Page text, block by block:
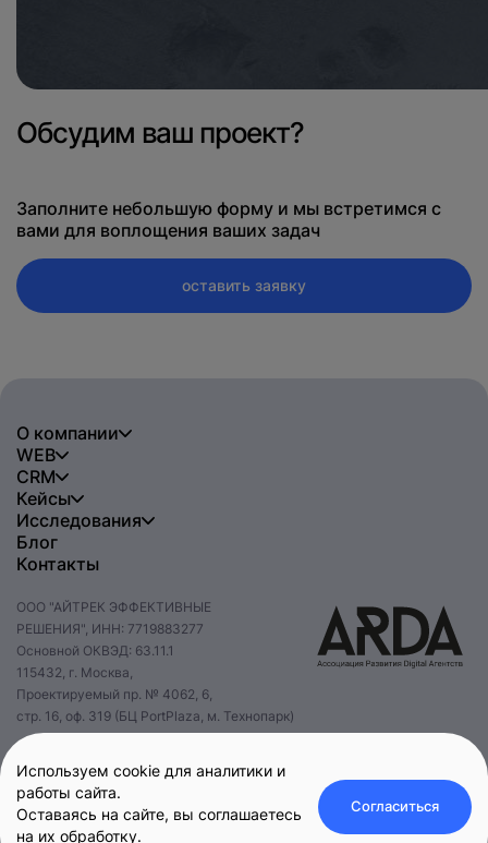
Обсудим ваш проект?
Заполните небольшую форму и мы встретимся с
вами для воплощения ваших задач
оставить заявку
О компании
WEB
CRM
Кейсы
Исследования
Блог
Контакты
ООО "АЙТРЕК ЭФФЕКТИВНЫЕ
РЕШЕНИЯ", ИНН: 7719883277
Основной ОКВЭД: 63.11.1
115432, г. Москва,
Проектируемый пр. № 4062, 6,
стр. 16, оф. 319 (БЦ PortPlaza, м. Технопарк)
Используем cookie для аналитики и
работы сайта.
Оставаясь на сайте, вы соглашаетесь
на их обработку.
Согласиться